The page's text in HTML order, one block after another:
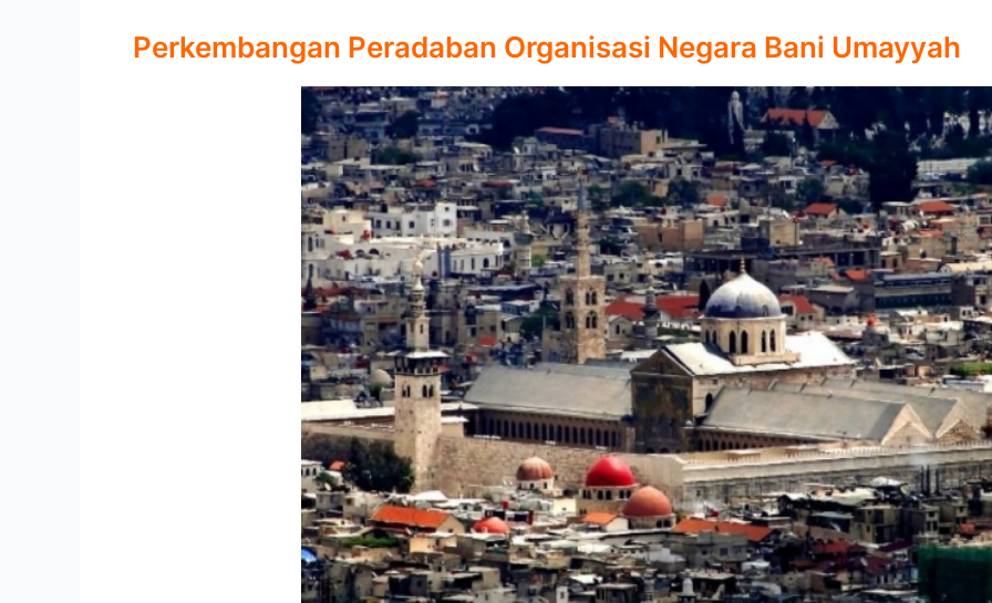
Perkembangan Peradaban Organisasi Negara Bani Umayyah